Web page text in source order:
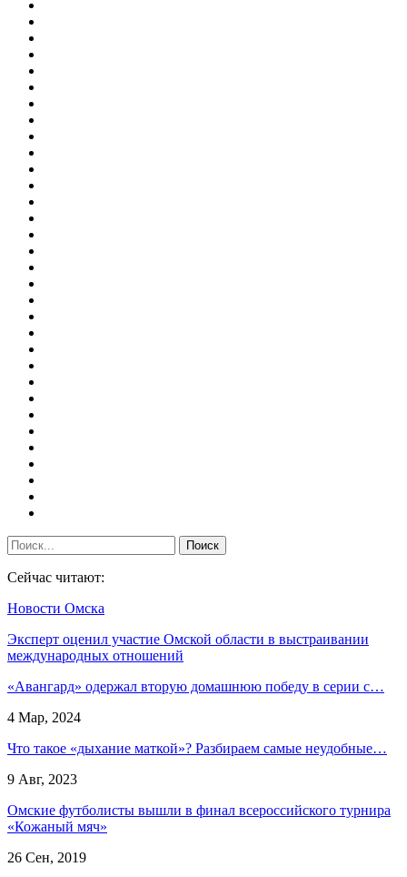
Сейчас читают:
Новости Омска
Эксперт оценил участие Омской области в выстраивании
международных отношений
«Авангард» одержал вторую домашнюю победу в серии с…
4 Мар, 2024
Что такое «дыхание маткой»? Разбираем самые неудобные…
9 Авг, 2023
Омские футболисты вышли в финал всероссийского турнира
«Кожаный мяч»
26 Сен, 2019